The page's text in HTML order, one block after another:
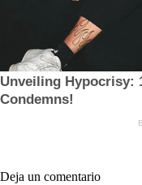
Deja un comentario